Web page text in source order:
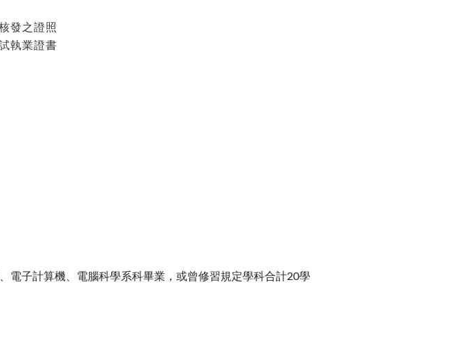
發之證照
執業證書
電子計算機、電腦科學系科畢業，或曾修習規定學科合計20學